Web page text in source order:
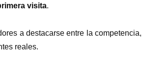
visita.
a destacarse entre la competencia,
reales.